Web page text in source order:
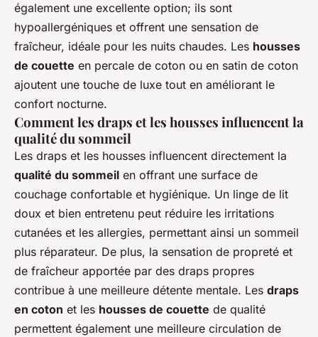
également une excellente option; ils sont
hypoallergéniques et offrent une sensation de
fraîcheur, idéale pour les nuits chaudes. Les housses
de couette en percale de coton ou en satin de coton
ajoutent une touche de luxe tout en améliorant le
confort nocturne.
Comment les draps et les housses influencent la
qualité du sommeil
Les draps et les housses influencent directement la
qualité du sommeil en offrant une surface de
couchage confortable et hygiénique. Un linge de lit
doux et bien entretenu peut réduire les irritations
cutanées et les allergies, permettant ainsi un sommeil
plus réparateur. De plus, la sensation de propreté et
de fraîcheur apportée par des draps propres
contribue à une meilleure détente mentale. Les draps
en coton et les housses de couette de qualité
permettent également une meilleure circulation de